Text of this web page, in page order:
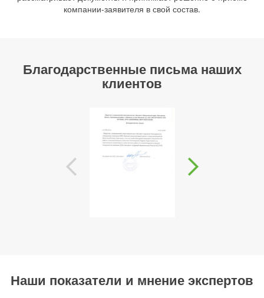
компании-заявителя в свой состав.
Благодарственные письма наших
клиентов
Наши показатели и мнение экспертов